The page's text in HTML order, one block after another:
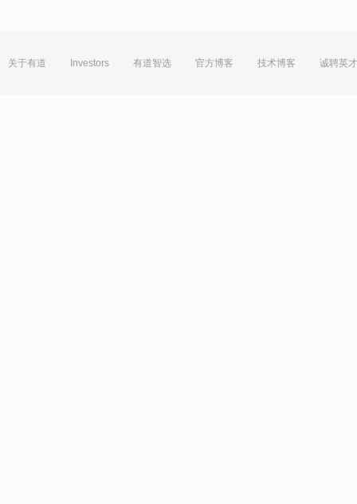
关于有道 Investors 有道智选 官方博客 技术博客 诚聘英才